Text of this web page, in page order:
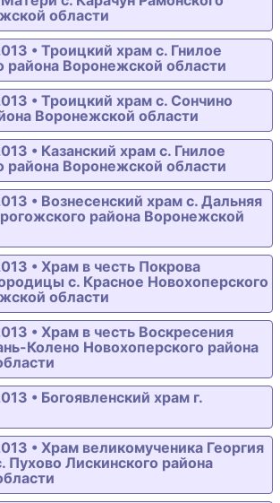
области
• Троицкий храм с. Гнилое
района Воронежской области
• Троицкий храм с. Сончино
Воронежской области
• Казанский храм с. Гнилое
района Воронежской области
• Вознесенский храм с. Дальняя
района Воронежской
• Храм в честь Покрова
с. Красное Новохоперского
области
• Храм в честь Воскресения
Колено Новохоперского района
• Богоявленский храм г.
• Храм великомученика Георгия
Пухово Лискинского района